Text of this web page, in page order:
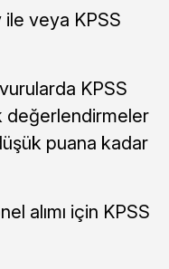
ile veya KPSS
KPSS
değerlendirmeler
puana kadar
alımı için KPSS